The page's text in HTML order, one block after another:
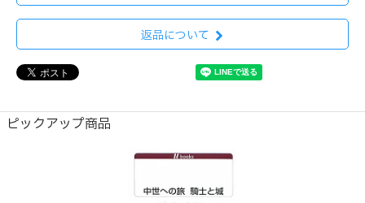
返品について
ピックアップ商品